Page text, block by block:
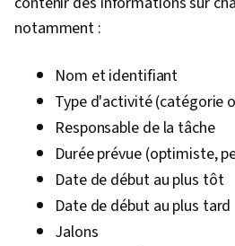
notamment :
Nom et identifiant
Type d'activité (catégorie
Responsable de la tâche
Durée prévue (optimiste,
Date de début au plus tôt
Date de début au plus tard
Jalons